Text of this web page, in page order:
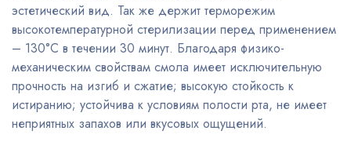
эстетический вид. Так же держит терморежим
высокотемпературной стерилизации перед применением
– 130°С в течении 30 минут. Благодаря физико-
механическим свойствам смола имеет исключительную
прочность на изгиб и сжатие; высокую стойкость к
истиранию; устойчива к условиям полости рта, не имеет
неприятных запахов или вкусовых ощущений.